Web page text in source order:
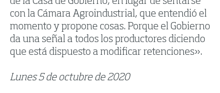
con la Cámara Agroindustrial, que entendió el
momento y propone cosas. Porque el Gobierno
da una señal a todos los productores diciendo
que está dispuesto a modificar retenciones».
Lunes 5 de octubre de 2020